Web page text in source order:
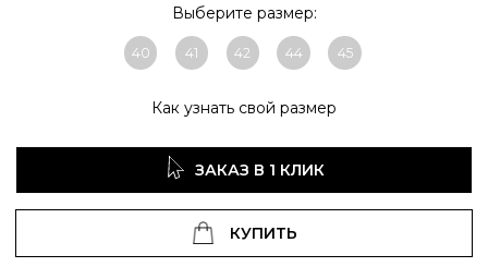
Выберите размер:
40 41 42 44 45
Как узнать свой размер
ЗАКАЗ В 1 КЛИК
КУПИТЬ